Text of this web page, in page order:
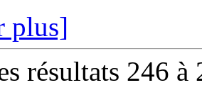
plus]
résultats 246 à